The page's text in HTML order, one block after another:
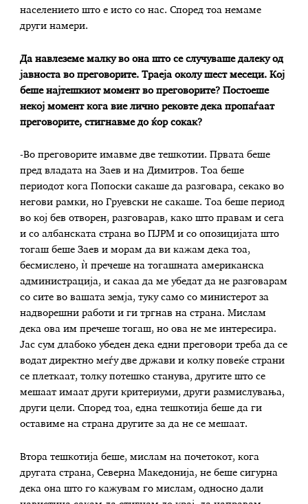
населението што е исто со нас. Според тоа немаме
други намери.
Да навлеземе малку во она што се случуваше далеку од
јавноста во преговорите. Траеја околу шест месеци. Кој
беше најтешкиот момент во преговорите? Постоеше
некој момент кога вие лично рековте дека пропаѓаат
преговорите, стигнавме до ќор сокак?
-Во преговорите имавме две тешкотии. Првата беше
пред владата на Заев и на Димитров. Тоа беше
периодот кога Попоски сакаше да разговара, секако во
негови рамки, но Груевски не сакаше. Тоа беше период
во кој бев отворен, разговарав, како што правам и сега
и со албанската страна во ПЈРМ и со опозицијата што
тогаш беше Заев и морам да ви кажам дека тоа,
бесмислено, ѝ пречеше на тогашната американска
администрација, и сакаа да ме убедат да не разговарам
со сите во вашата земја, туку само со министерот за
надворешни работи и ги тргнав на страна. Мислам
дека ова им пречеше тогаш, но ова не ме интересира.
Јас сум длабоко убеден дека едни преговори треба да се
водат директно меѓу две држави и колку повеќе страни
се плеткаат, толку потешко станува, другите што се
мешаат имаат други критериуми, други размислувања,
други цели. Според тоа, една тешкотија беше да ги
оставиме на страна другите за да не се мешаат.
Втора тешкотија беше, мислам на почетокот, кога
другата страна, Северна Македонија, не беше сигурна
дека она што го кажувам го мислам, односно дали